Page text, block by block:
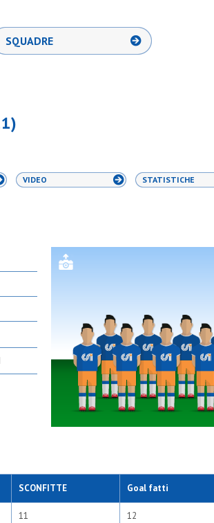
SQUADRE
VIDEO STATISTICHE
SCONFITTE Goal fatti
11 12